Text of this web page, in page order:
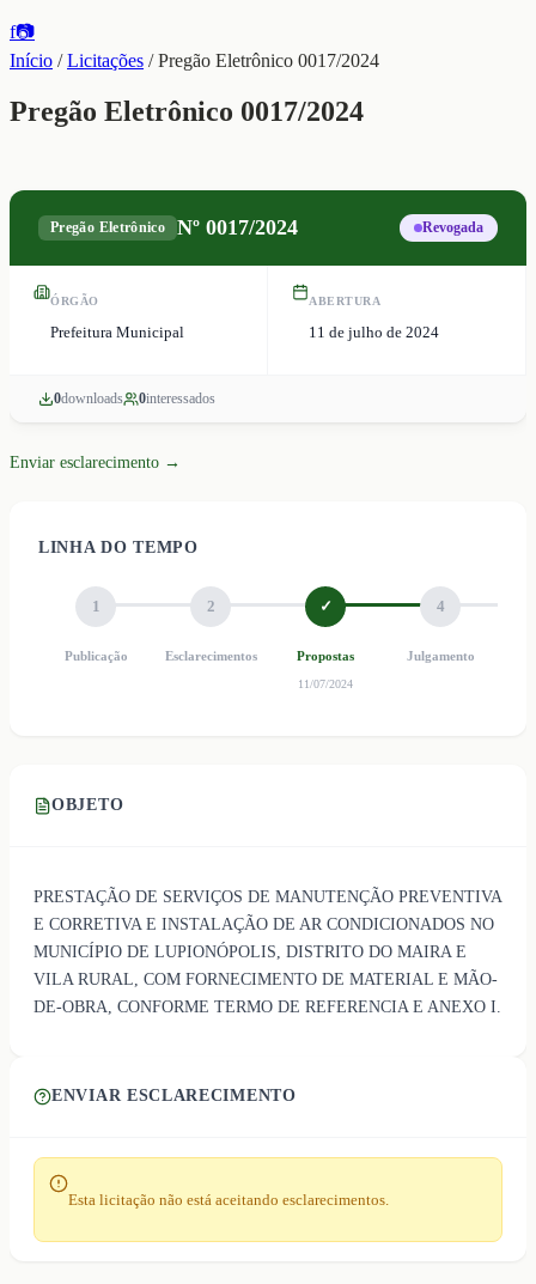
f📷
Início /Licitações /Pregão Eletrônico 0017/2024
Pregão Eletrônico 0017/2024
Pregão Eletrônico Nº0017/2024 Revogada
ÓRGÃO
Prefeitura Municipal
ABERTURA
11 de julho de 2024
0downloads 0interessados
Enviar esclarecimento →
LINHA DO TEMPO
1
Publicação
2
Esclarecimentos
✓
Propostas
11/07/2024
4
Julgamento
OBJETO
PRESTAÇÃO DE SERVIÇOS DE MANUTENÇÃO PREVENTIVA
E CORRETIVA E INSTALAÇÃO DE AR CONDICIONADOS NO
MUNICÍPIO DE LUPIONÓPOLIS, DISTRITO DO MAIRA E
VILA RURAL, COM FORNECIMENTO DE MATERIAL E MÃO-
DE-OBRA, CONFORME TERMO DE REFERENCIA E ANEXO I.
ENVIAR ESCLARECIMENTO
Esta licitação não está aceitando esclarecimentos.